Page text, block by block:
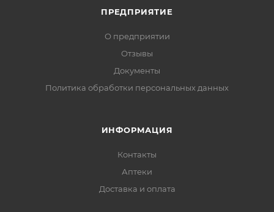
ПРЕДПРИЯТИЕ
О предприятии
Отзывы
Документы
Политика обработки персональных данных
ИНФОРМАЦИЯ
Контакты
Аптеки
Доставка и оплата